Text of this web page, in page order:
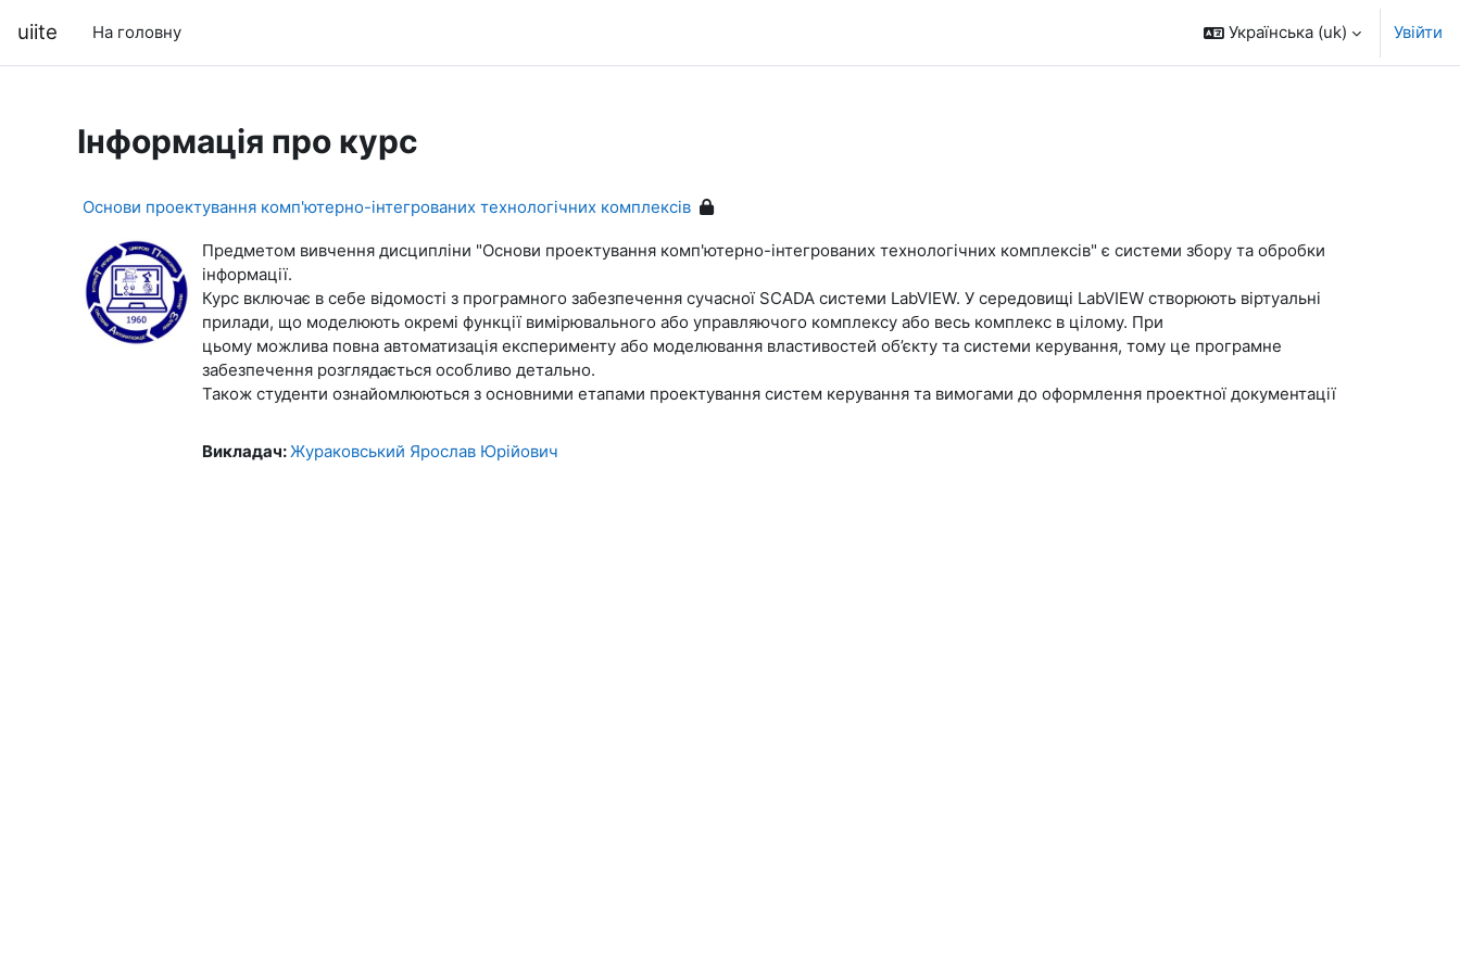
uiite На головну Українська ‎(uk)‎ Увійти
Інформація про курс
Основи проектування комп'ютерно-інтегрованих технологічних комплексів
Предметом вивчення дисципліни "Основи проектування комп'ютерно-інтегрованих технологічних комплексів" є системи збору та обробки
інформації.
Курс включає в себе вiдомостi з програмного забезпечення сучасної SCADA системи LabVIEW. У середовищі LabVIEW створюють віртуальні
прилади, що моделюють окремі функції вимірювального або управляючого комплексу або весь комплекс в цілому. При
цьому можлива повна автоматизація експерименту або моделювання властивостей об’єкту та системи керування, тому це програмне
забезпечення розглядається особливо детально.
Також студенти ознайомлюються з основними етапами проектування систем керування та вимогами до оформлення проектної документації
Викладач:Жураковський Ярослав Юрійович